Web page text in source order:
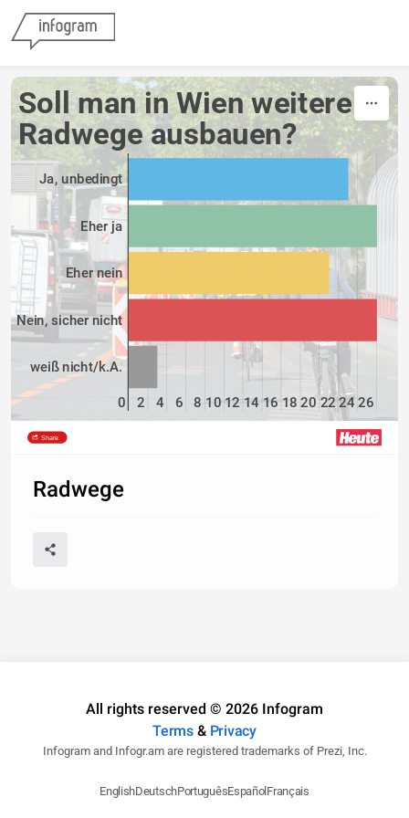
Soll man in Wien weitere
Radwege ausbauen?
Ja, unbedingt
Eher ja
Eher nein
Nein, sicher nicht
weiß nicht/k.A.
0 2 4 6 8 10 12 14 16 18 20 22 24 26
Share
Radwege
All rights reserved © 2026 Infogram
Terms& Privacy
Infogram and Infogr.am are registered trademarks of Prezi, Inc.
EnglishDeutschPortuguêsEspañol Français